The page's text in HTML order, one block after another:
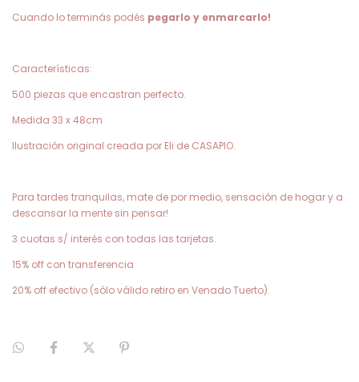
Cuando lo terminás podés pegarlo y enmarcarlo!
Características:
500 piezas que encastran perfecto.
Medida 33 x 48cm
Ilustración original creada por Eli de CASAPIO.
Para tardes tranquilas, mate de por medio, sensación de hogar y a
descansar la mente sin pensar!
3 cuotas s/ interés con todas las tarjetas.
15% off con transferencia
20% off efectivo (sólo válido retiro en Venado Tuerto).